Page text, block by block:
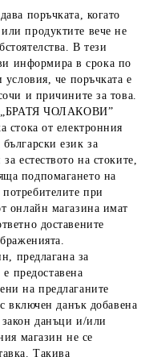
поръчката, когато
продуктите вече не
В тези
информира в срока по
че поръчката е
и причините за това.
„БРАТЯ ЧОЛАКОВИ”
стока от електронния
език за
естеството на стоките,
подпомагането на
при
онлайн магазина имат
доставените
предлагана за
на предлаганите
включен данък добавена
данъци и/или
магазин не се
Такива